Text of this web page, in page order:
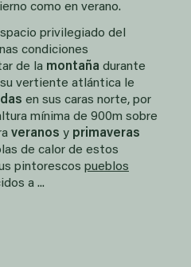
como en verano.
privilegiado del
condiciones
de la montaña durante
vertiente atlántica le
en sus caras norte, por
mínima de 900m sobre
veranos y primaveras
de calor de estos
pintorescos pueblos
a ...